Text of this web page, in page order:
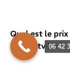
Quel est le prix
à Albertville ?
06 42